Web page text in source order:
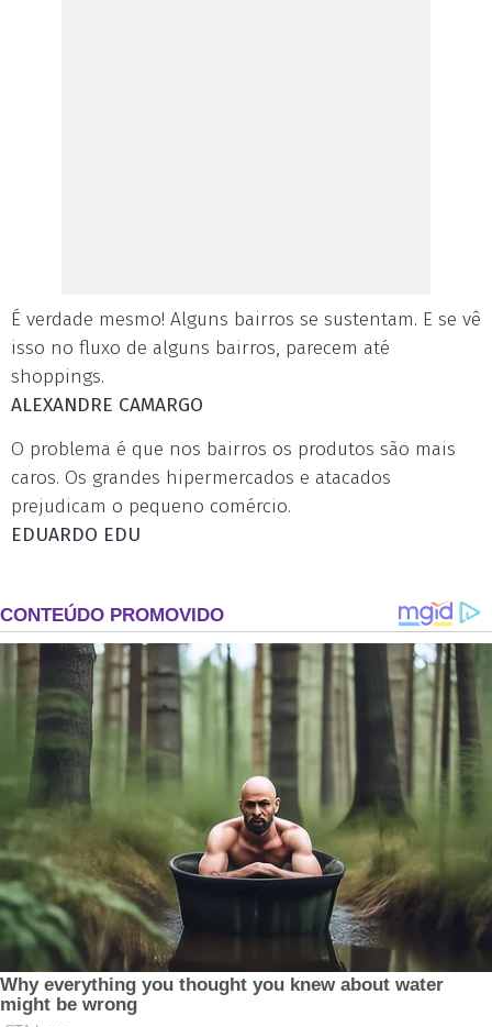
É verdade mesmo! Alguns bairros se sustentam. E se vê
isso no fluxo de alguns bairros, parecem até
shoppings.
ALEXANDRE CAMARGO
O problema é que nos bairros os produtos são mais
caros. Os grandes hipermercados e atacados
prejudicam o pequeno comércio.
EDUARDO EDU